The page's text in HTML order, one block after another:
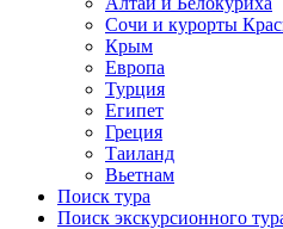
Сочи и курорты
Крым
Европа
Турция
Египет
Греция
Таиланд
Вьетнам
Поиск тура
Поиск экскурсионного